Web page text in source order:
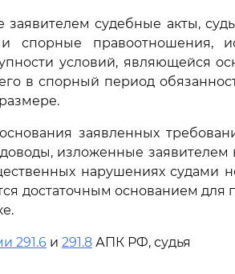
судебные акты,
спорные правоотношения,
условий, являющейся
в спорный период
заявленных
доводы, изложенные
нарушениях судами
достаточным основанием для
291.6 и 291.8 АПК РФ, судья